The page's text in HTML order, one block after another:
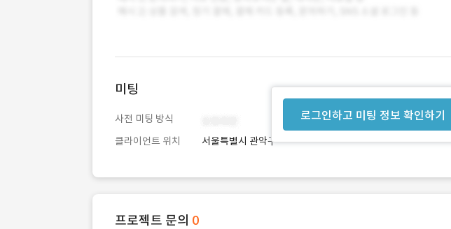
로그인하고 미팅 정보 확인하기
미팅
사전 미팅 방식
클라이언트 위치
서울특별시 관악구
프로젝트 문의 0